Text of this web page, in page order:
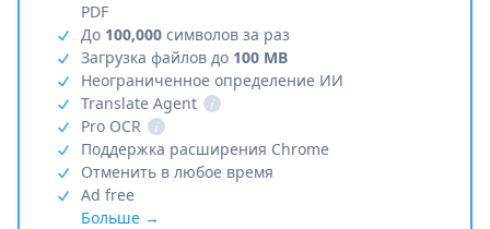
PDF
До 100,000 символов за раз
Загрузка файлов до 100 MB
Неограниченное определение ИИ
Translate Agent
i
Pro OCR
i
Поддержка расширения Chrome
Отменить в любое время
Ad free
Больше →